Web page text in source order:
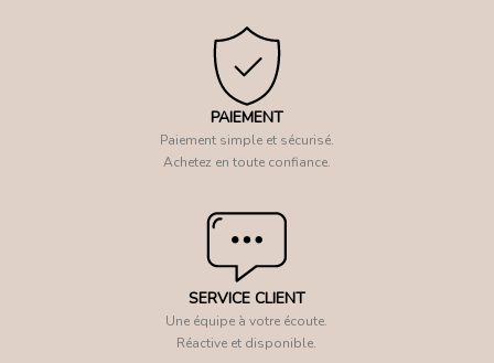
PAIEMENT
Paiement simple et sécurisé.
Achetez en toute confiance.
SERVICE CLIENT
Une équipe à votre écoute.
Réactive et disponible.